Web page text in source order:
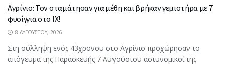
Αγρίνιο: Τον σταμάτησαν για μέθη και βρήκαν γεμιστήρα με 7
φυσίγγια στο ΙΧ!
8 ΑΥΓΟΎΣΤΟΥ, 2026
Στη σύλληψη ενός 43χρονου στο Αγρίνιο προχώρησαν το
απόγευμα της Παρασκευής 7 Αυγούστου αστυνομικοί της